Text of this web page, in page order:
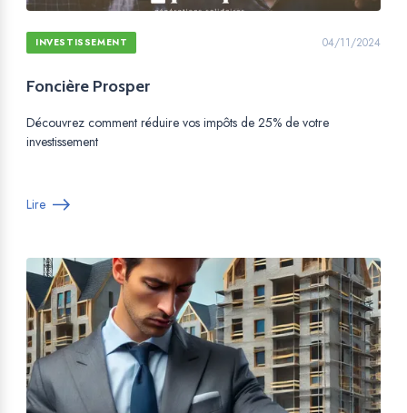
INVESTISSEMENT 04/11/2024
Foncière Prosper
Découvrez comment réduire vos impôts de 25% de votre
investissement
Lire